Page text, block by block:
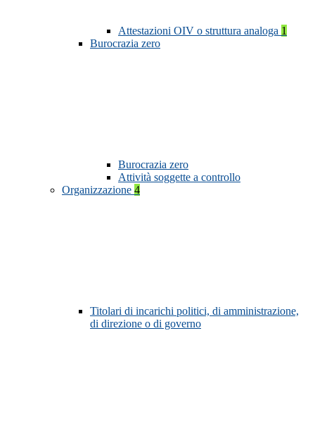
Attestazioni OIV o struttura analoga 1
Burocrazia zero
Burocrazia zero
Attività soggette a controllo
Organizzazione 4
Titolari di incarichi politici, di amministrazione,
di direzione o di governo